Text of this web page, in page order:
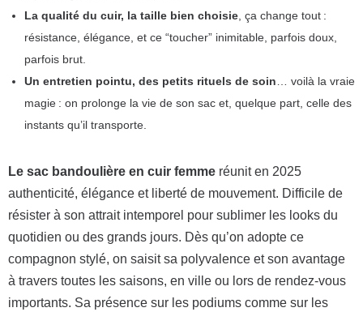
La qualité du cuir, la taille bien choisie , ça change tout :
résistance, élégance, et ce “toucher” inimitable, parfois doux,
parfois brut.
Un entretien pointu, des petits rituels de soin … voilà la vraie
magie : on prolonge la vie de son sac et, quelque part, celle des
instants qu’il transporte.
Le sac bandoulière en cuir femme réunit en 2025
authenticité, élégance et liberté de mouvement. Difficile de
résister à son attrait intemporel pour sublimer les looks du
quotidien ou des grands jours. Dès qu’on adopte ce
compagnon stylé, on saisit sa polyvalence et son avantage
à travers toutes les saisons, en ville ou lors de rendez-vous
importants. Sa présence sur les podiums comme sur les